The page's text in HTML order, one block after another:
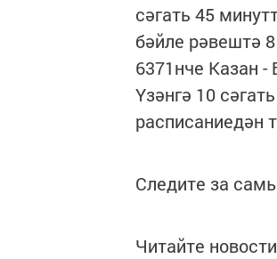
сәгать 45
бәйле рәвештә
6371нче Казан -
Үзәнгә 10
расписаниедән
Следите за
Читайте